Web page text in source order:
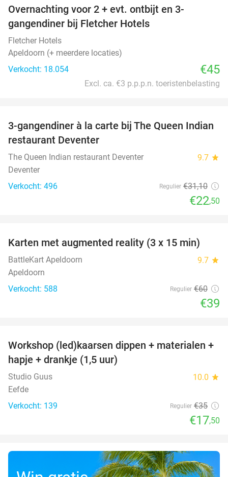
Overnachting voor 2 + evt. ontbijt en 3-
gangendiner bij Fletcher Hotels
Fletcher Hotels
Apeldoorn (+ meerdere locaties)
Verkocht: 18.054
€45
Excl. ca. €3 p.p.p.n. toeristenbelasting
28%
3-gangendiner à la carte bij The Queen Indian
restaurant Deventer
The Queen Indian restaurant Deventer 9.7 star
Deventer
Verkocht: 496
Regulier €31,10
€22,50
35%
Karten met augmented reality (3 x 15 min)
BattleKart Apeldoorn 9.7 star
Apeldoorn
Verkocht: 588
Regulier €60
€39
50%
Workshop (led)kaarsen dippen + materialen +
hapje + drankje (1,5 uur)
Studio Guus 10.0 star
Eefde
Verkocht: 139
Regulier €35
€17,50